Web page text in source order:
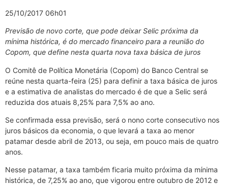
25/10/2017 06h01
Previsão de novo corte, que pode deixar Selic próxima da
mínima histórica, é do mercado financeiro para a reunião do
Copom, que define nesta quarta nova taxa básica de juros
O Comitê de Política Monetária (Copom) do Banco Central se
reúne nesta quarta-feira (25) para definir a taxa básica de juros
e a estimativa de analistas do mercado é de que a Selic será
reduzida dos atuais 8,25% para 7,5% ao ano.
Se confirmada essa previsão, será o nono corte consecutivo nos
juros básicos da economia, o que levará a taxa ao menor
patamar desde abril de 2013, ou seja, em pouco mais de quatro
anos.
Nesse patamar, a taxa também ficaria muito próxima da mínima
histórica, de 7,25% ao ano, que vigorou entre outubro de 2012 e